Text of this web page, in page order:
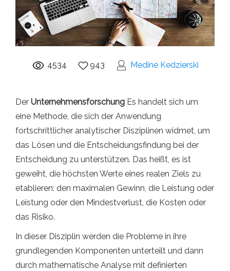
4534 943 Medine Kedzierski
Der Unternehmensforschung Es handelt sich um
eine Methode, die sich der Anwendung
fortschrittlicher analytischer Disziplinen widmet, um
das Lösen und die Entscheidungsfindung bei der
Entscheidung zu unterstützen. Das heißt, es ist
geweiht, die höchsten Werte eines realen Ziels zu
etablieren: den maximalen Gewinn, die Leistung oder
Leistung oder den Mindestverlust, die Kosten oder
das Risiko.
In dieser Disziplin werden die Probleme in ihre
grundlegenden Komponenten unterteilt und dann
durch mathematische Analyse mit definierten